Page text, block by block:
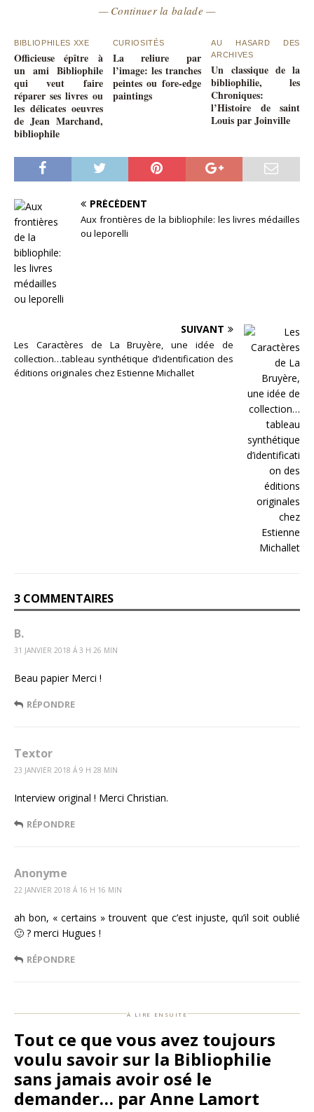
— Continuer la balade —
BIBLIOPHILES XXE
Officieuse épître à
un ami Bibliophile
qui veut faire
réparer ses livres ou
les délicates oeuvres
de Jean Marchand,
bibliophile
CURIOSITÉS
La reliure par
l’image: les tranches
peintes ou fore-edge
paintings
AU HASARD DES
ARCHIVES
Un classique de la
bibliophilie, les
Chroniques:
l’Histoire de saint
Louis par Joinville
PRÉCÉDENT
Aux frontières de la bibliophile: les livres médailles
ou leporelli
SUIVANT
Les Caractères de La Bruyère, une idée de
collection…tableau synthétique d’identification des
éditions originales chez Estienne Michallet
3 COMMENTAIRES
B.
31 JANVIER 2018 Á 3 H 26 MIN
Beau papier Merci !
RÉPONDRE
Textor
23 JANVIER 2018 Á 9 H 28 MIN
Interview original ! Merci Christian.
RÉPONDRE
Anonyme
22 JANVIER 2018 Á 16 H 16 MIN
ah bon, « certains » trouvent que c’est injuste, qu’il soit oublié
🙂 ? merci Hugues !
RÉPONDRE
à lire ensuite
Tout ce que vous avez toujours
voulu savoir sur la Bibliophilie
sans jamais avoir osé le
demander… par Anne Lamort